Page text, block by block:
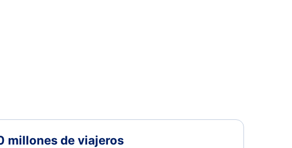
millones de viajeros